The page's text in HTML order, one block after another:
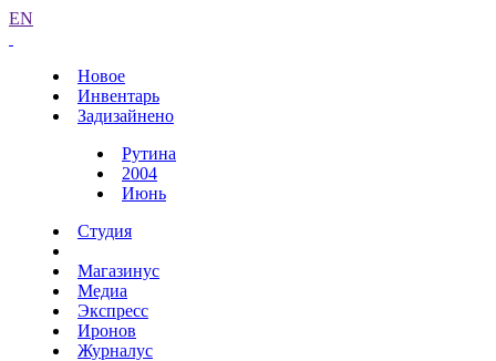
EN
Новое
Инвентарь
Задизайнено
Рутина
2004
Июнь
Студия
Магазинус
Медиа
Экспресс
Иронов
Журналус